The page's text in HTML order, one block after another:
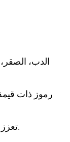
الدب،
رموز التآزر مثل “Wild” تعزز فرص الفوز.